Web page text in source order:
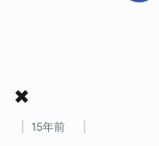
✖
15年前